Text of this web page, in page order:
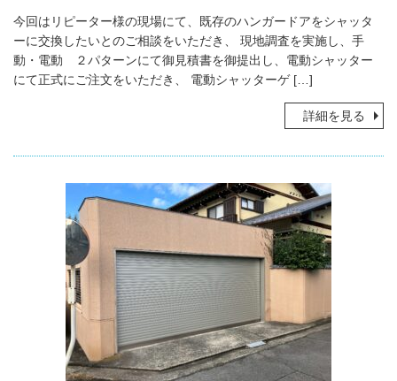
今回はリピーター様の現場にて、既存のハンガードアをシャッタ
ーに交換したいとのご相談をいただき、 現地調査を実施し、手
動・電動 ２パターンにて御見積書を御提出し、電動シャッター
にて正式にご注文をいただき、 電動シャッターゲ […]
詳細を見る